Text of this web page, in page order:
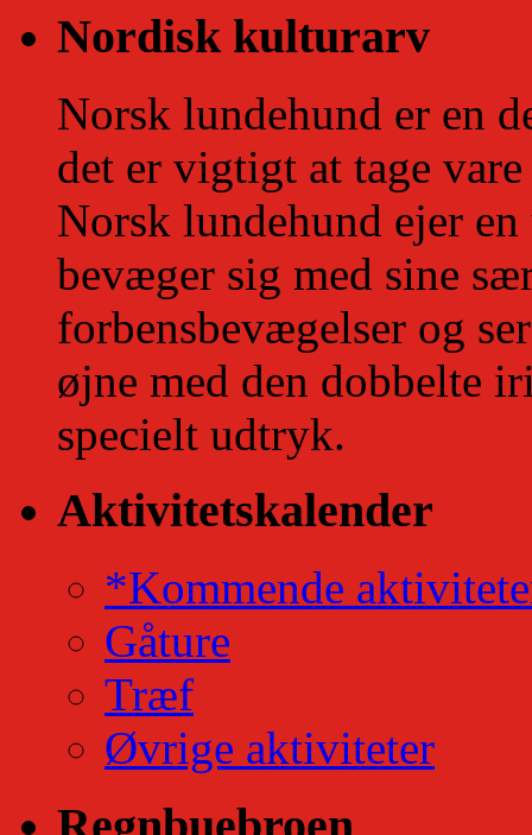
Nordisk kulturarv
Norsk lundehund er en
det er vigtigt at tage vare
Norsk lundehund ejer
bevæger sig med sine
forbensbevægelser og
øjne med den dobbelte
specielt udtryk.
Aktivitetskalender
*Kommende
Gåture
Træf
Øvrige aktiviteter